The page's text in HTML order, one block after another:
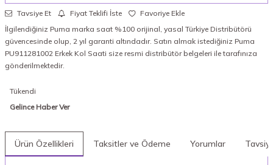
Tavsiye Et Fiyat Teklifi İste
Favoriye Ekle
İlgilendiğiniz Puma marka saat %100 orijinal, yasal Türkiye Distribütörü
güvencesinde olup, 2 yıl garanti altındadır. Satın almak istediğiniz Puma
PU911281002 Erkek Kol Saati size resmi distribütör belgeleri ile tarafınıza
gönderilmektedir.
Tükendi
Gelince Haber Ver
Ürün Özellikleri Taksitler ve Ödeme Yorumlar